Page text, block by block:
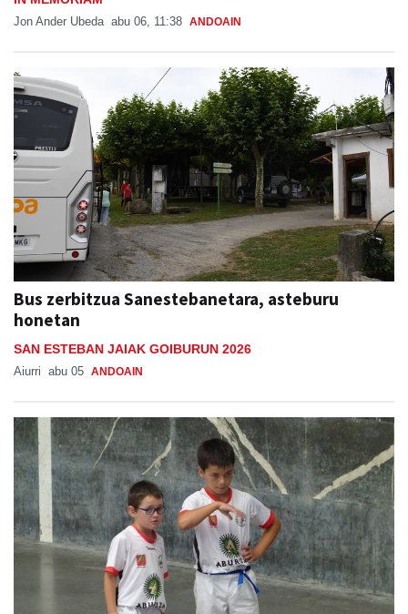
Jon Ander Ubeda abu 06, 11:38 ANDOAIN
Bus zerbitzua Sanestebanetara, asteburu
honetan
SAN ESTEBAN JAIAK GOIBURUN 2026
Aiurri abu 05 ANDOAIN